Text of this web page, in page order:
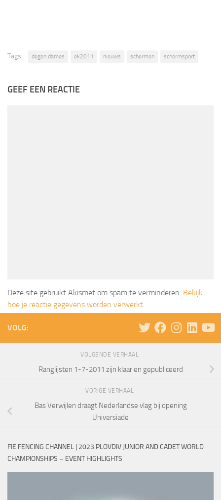
Tags: degen dames ek2011 nieuws schermen schermsport
GEEF EEN REACTIE
Deze site gebruikt Akismet om spam te verminderen. Bekijk
hoe je reactie gegevens worden verwerkt.
VOLG:
VOLGENDE VERHAAL
Ranglijsten 1-7-2011 zijn klaar en gepubliceerd
VORIGE VERHAAL
Bas Verwijlen draagt Nederlandse vlag bij opening
Universiade
FIE FENCING CHANNEL | 2023 PLOVDIV JUNIOR AND CADET WORLD
CHAMPIONSHIPS – EVENT HIGHLIGHTS